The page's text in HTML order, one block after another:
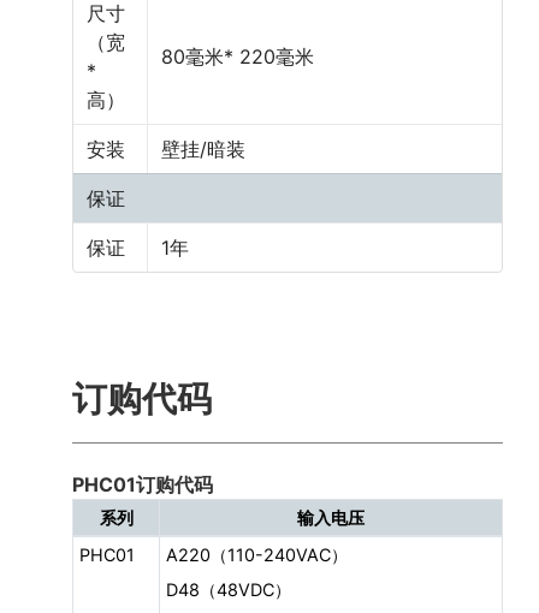
尺寸
（宽
*
高）
80毫米* 220毫米
安装 壁挂/暗装
保证
保证 1年
订购代码
PHC01订购代码
系列
输入电压
PHC01
A220（110-240VAC）
D48（48VDC）